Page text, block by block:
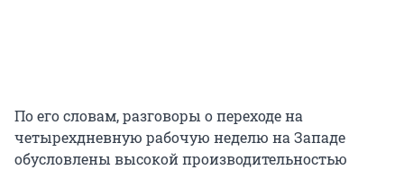
По его словам, разговоры о переходе на
четырехдневную рабочую неделю на Западе
обусловлены высокой производительностью